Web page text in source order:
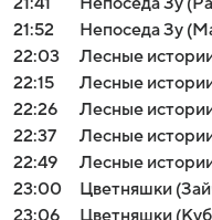
21:52
Непоседа Зу
22:03
Лесные
22:15
Лесные
22:26
Лесные
22:37
Лесные
22:49
Лесные
23:00
Цветняшки
23:06
Цветняшки